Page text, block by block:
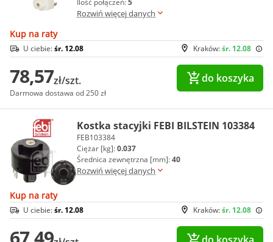
Rozwiń więcej danych
Kup na raty
Kraków:śr. 12.08
U ciebie:śr. 12.08
78,57zł/szt.
Darmowa dostawa od 250 zł
do koszyka
Kostka stacyjki FEBI BILSTEIN 103384
FEB103384
Ciężar [kg]:0.037
Średnica zewnętrzna [mm]:40
Rozwiń więcej danych
Kup na raty
Kraków:śr. 12.08
U ciebie:śr. 12.08